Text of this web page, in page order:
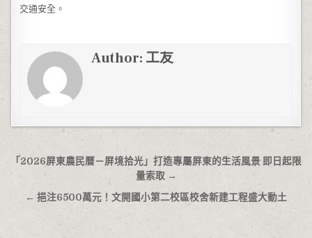
交通安全。
Author: 工友
文章導覽
「2026屏東農民曆－屏境拾光」打造專屬屏東的生活風景 即日起限
量索取 →
← 挹注6500萬元！文開國小第二校區校舍新建工程盛大動土